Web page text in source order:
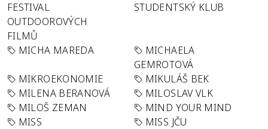
FESTIVAL
OUTDOOROVÝCH
FILMŮ
STUDENTSKÝ KLUB
MICHA MAREDA
MICHAELA
GEMROTOVÁ
MIKROEKONOMIE
MIKULÁŠ BEK
MILENA BERANOVÁ
MILOSLAV VLK
MILOŠ ZEMAN
MIND YOUR MIND
MISS
MISS JČU